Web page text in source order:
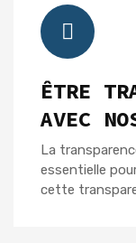
ÊTRE
AVEC
La
essentielle
cette